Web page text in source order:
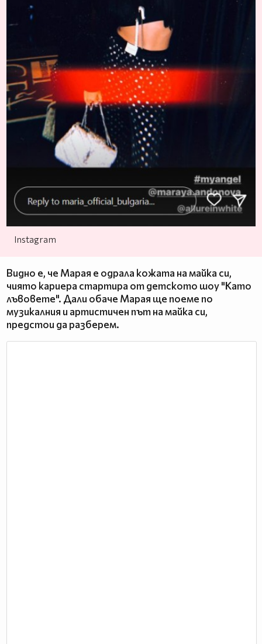
Instagram
Видно е, че Марая е одрала кожата на майка си,
чиято кариера стартира от детското шоу "Като
лъвовете". Дали обаче Марая ще поеме по
музикалния и артистичен път на майка си,
предстои да разберем.